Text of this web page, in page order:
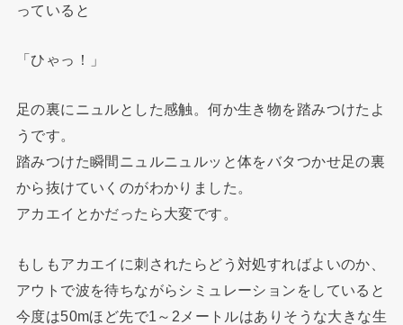
っていると
「ひゃっ！」
足の裏にニュルとした感触。何か生き物を踏みつけたよ
うです。
踏みつけた瞬間ニュルニュルッと体をバタつかせ足の裏
から抜けていくのがわかりました。
アカエイとかだったら大変です。
もしもアカエイに刺されたらどう対処すればよいのか、
アウトで波を待ちながらシミュレーションをしていると
今度は50mほど先で1～2メートルはありそうな大きな生